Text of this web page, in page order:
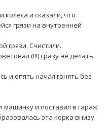
колеса и сказали, что
грязи на внутренней
грязи. Счистили.
(!!!) сразу не делать.
и опять начал гонять без
машинку и поставил в гараж
эта корка внизу